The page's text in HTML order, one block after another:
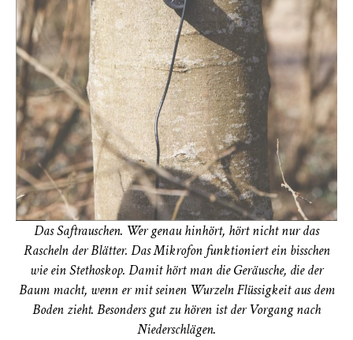
Das Saftrauschen. Wer genau hinhört, hört nicht nur das
Rascheln der Blätter. Das Mikrofon funktioniert ein bisschen
wie ein Stethoskop. Damit hört man die Geräusche, die der
Baum macht, wenn er mit seinen Wurzeln Flüssigkeit aus dem
Boden zieht. Besonders gut zu hören ist der Vorgang nach
Niederschlägen.